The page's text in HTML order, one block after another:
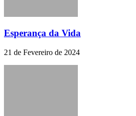
Esperança da Vida
21 de Fevereiro de 2024